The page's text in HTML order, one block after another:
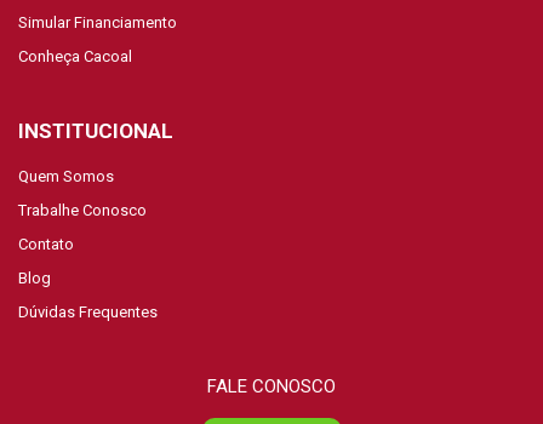
Simular Financiamento
Conheça Cacoal
INSTITUCIONAL
Quem Somos
Trabalhe Conosco
Contato
Blog
Dúvidas Frequentes
FALE CONOSCO